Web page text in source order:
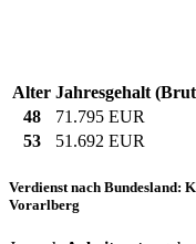
Alter Jahresgehalt
48
71.795 EUR
53
51.692 EUR
Verdienst nach Bundesland:
Vorarlberg